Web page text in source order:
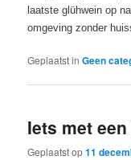
laatste glühwein op
omgeving zonder
Geplaatst in Geen
Iets met
Geplaatst op11